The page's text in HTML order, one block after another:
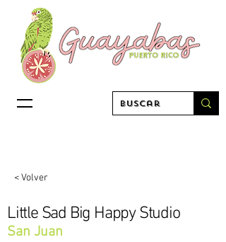
< Volver
Little Sad Big Happy Studio
San Juan